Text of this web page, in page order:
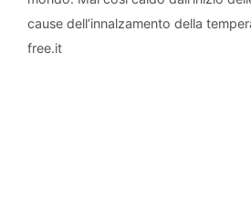
cause dell’innalzamento della
free.it